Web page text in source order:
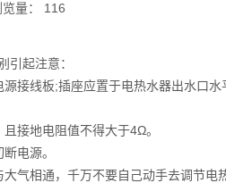
览量： 116
起注意：
线板;插座应置于电热水器出水口水
接地电阻值不得大于4Ω。
电源。
相通，千万不要自己动手去调节电